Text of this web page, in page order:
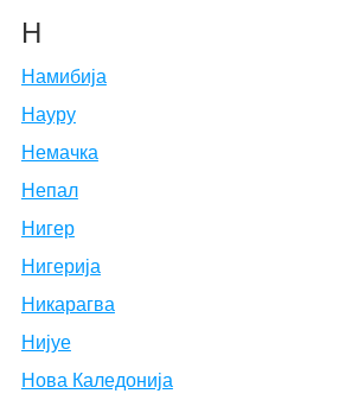
Н
Намибија
Науру
Немачка
Непал
Нигер
Нигерија
Никарагва
Нијуе
Нова Каледонија